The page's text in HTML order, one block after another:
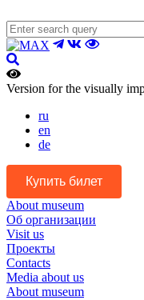
Version for the visually
ru
en
de
Купить билет
About museum
Об организации
Visit us
Проекты
Contacts
Media about us
About museum